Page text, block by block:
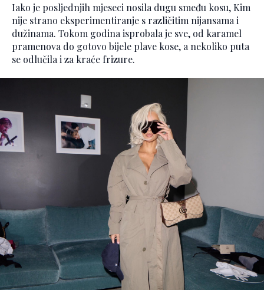
Iako je posljednjih mjeseci nosila dugu smeđu kosu, Kim
nije strano eksperimentiranje s različitim nijansama i
dužinama. Tokom godina isprobala je sve, od karamel
pramenova do gotovo bijele plave kose, a nekoliko puta
se odlučila i za kraće frizure.